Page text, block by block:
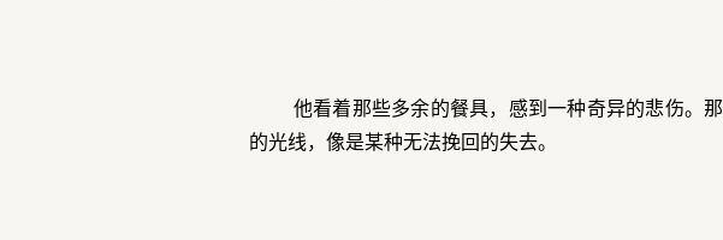
他看着那些多余的餐具，感到一种奇异的悲伤。
的光线，像是某种无法挽回的失去。